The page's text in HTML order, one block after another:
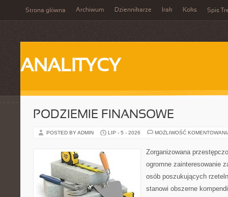
Strona główna Archiwum Dziennikarze Irak Koks Spis
ANALITYCY
PODZIEMIE FINANSOWE
POSTED BY ADMIN LIP - 5 - 2026 MOŻLIWOŚĆ
Zorganizowana
ogromne zainteresowanie
osób poszukujących
stanowi obszerne